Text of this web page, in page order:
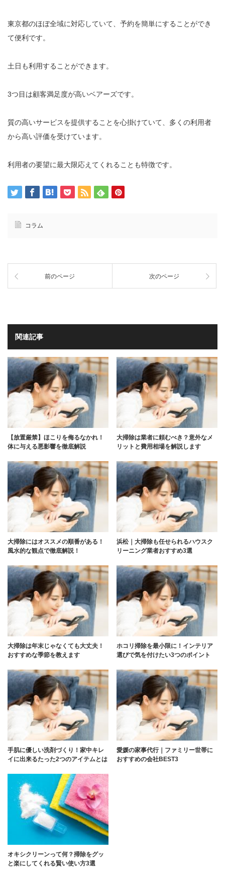
東京都のほぼ全域に対応していて、予約を簡単にすることができ
て便利です。
土日も利用することができます。
3つ目は顧客満足度が高いベアーズです。
質の高いサービスを提供することを心掛けていて、多くの利用者
から高い評価を受けています。
利用者の要望に最大限応えてくれることも特徴です。
コラム
前のページ 次のページ
関連記事
【放置厳禁】ほこりを侮るなかれ！
体に与える悪影響を徹底解説
大掃除は業者に頼むべき？意外なメ
リットと費用相場を解説します
大掃除にはオススメの順番がある！
風水的な観点で徹底解説！
浜松｜大掃除も任せられるハウスク
リーニング業者おすすめ3選
大掃除は年末じゃなくても大丈夫！
おすすめな季節を教えます
ホコリ掃除を最小限に！インテリア
選びで気を付けたい3つのポイント
手肌に優しい洗剤づくり！家中キレ
イに出来るたった2つのアイテムとは
愛媛の家事代行｜ファミリー世帯に
おすすめの会社BEST3
オキシクリーンって何？掃除をグッ
と楽にしてくれる賢い使い方3選